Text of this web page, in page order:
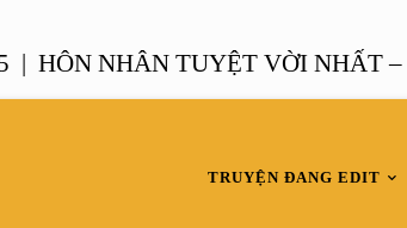
NHÂN TUYỆT VỜI NHẤT –
TRUYỆN ĐANG EDIT